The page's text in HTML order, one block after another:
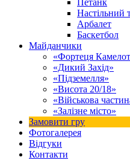
Петанк
Настільний
Арбалет
Баскетбол
Майданчики
«Фортеця
«Дикий Захід»
«Підземелля»
«Висота 20/18»
«Військова
«Залізне місто»
Замовити гру
Фотогалерея
Відгуки
Контакти